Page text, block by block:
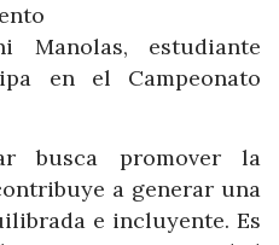
Manolas, estudiante
en el Campeonato
busca promover la
a generar una
e incluyente. Es